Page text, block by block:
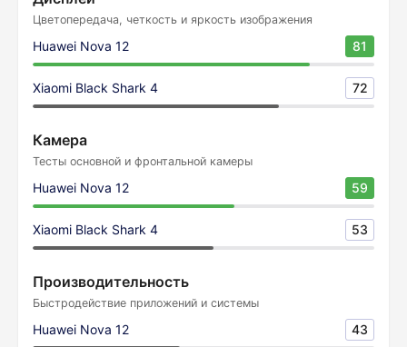
Цветопередача, четкость и яркость изображения
Huawei Nova 12 81
Xiaomi Black Shark 4 72
Камера
Тесты основной и фронтальной камеры
Huawei Nova 12 59
Xiaomi Black Shark 4 53
Производительность
Быстродействие приложений и системы
Huawei Nova 12 43